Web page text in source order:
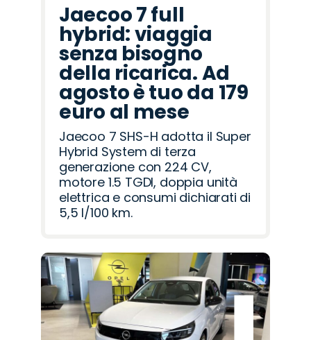
Jaecoo 7 full
hybrid: viaggia
senza bisogno
della ricarica. Ad
agosto è tuo da 179
euro al mese
Jaecoo 7 SHS-H adotta il Super
Hybrid System di terza
generazione con 224 CV,
motore 1.5 TGDI, doppia unità
elettrica e consumi dichiarati di
5,5 l/100 km.